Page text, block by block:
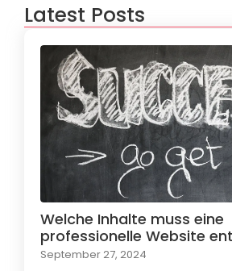
Latest Posts
Welche Inhalte muss eine
professionelle Website
September 27, 2024